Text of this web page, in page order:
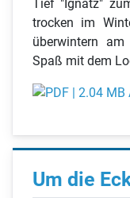
Tief "Ignatz"
trocken im
überwintern
Spaß mit dem
Um die